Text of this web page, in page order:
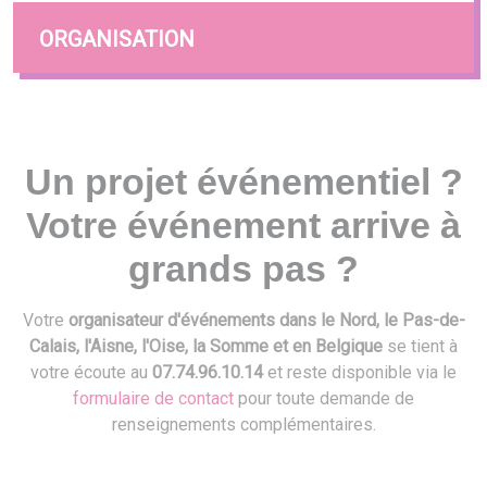
ORGANISATION
Un projet événementiel ?
Votre événement arrive à
grands pas ?
Votre organisateur d'événements dans le Nord, le Pas-de-
Calais, l'Aisne, l'Oise, la Somme et en Belgique se tient à
votre écoute au 07.74.96.10.14et reste disponible via le
formulaire de contact pour toute demande de
renseignements complémentaires.